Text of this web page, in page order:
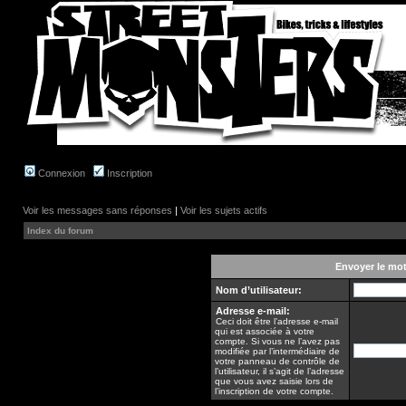
Connexion Inscription
Voir les messages sans réponses | Voir les sujets actifs
Index du forum
Envoyer le
Nom d’utilisateur:
Adresse e-mail:
Ceci doit être l’adresse e-mail
qui est associée à votre
compte. Si vous ne l’avez pas
modifiée par l’intermédiaire de
votre panneau de contrôle de
l’utilisateur, il s’agit de l’adresse
que vous avez saisie lors de
l’inscription de votre compte.